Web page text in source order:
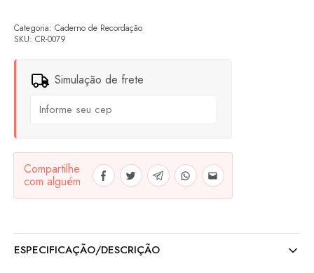
SKU: CR-0079
Categoria: Caderno de Recordação
Simulação de frete
Compartilhe
com alguém
ESPECIFICAÇÃO/DESCRIÇÃO